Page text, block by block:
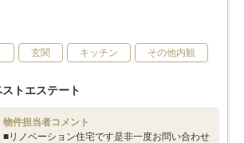
玄関 キッチン その他内観
トエステート
物件担当者コメント
■リノベーション住宅です是非一度お問い合わせ